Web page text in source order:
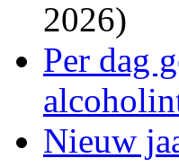
2026)
Per dag
Nieuw